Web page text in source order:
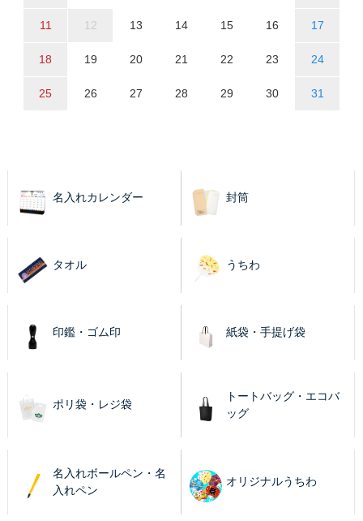
11 12 13 14 15 16 17
18 19 20 21 22 23 24
25 26 27 28 29 30 31
名入れカレンダー 封筒
タオル うちわ
印鑑・ゴム印 紙袋・手提げ袋
ポリ袋・レジ袋
トートバッグ・エコバ
ッグ
名入れボールペン・名
入れペン
オリジナルうちわ